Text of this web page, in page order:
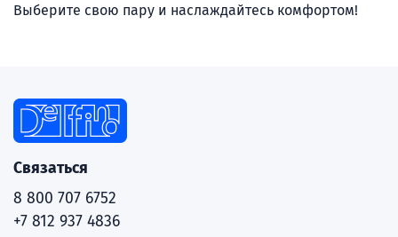
Выберите свою пару и наслаждайтесь комфортом!
Связаться
8 800 707 6752
+7 812 937 4836